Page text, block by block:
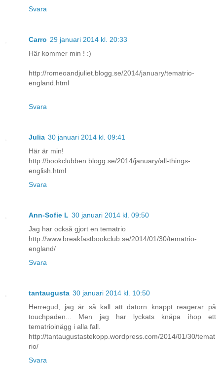
Svara
Carro 29 januari 2014 kl. 20:33
Här kommer min ! :)
http://romeoandjuliet.blogg.se/2014/january/tematrio-
england.html
Svara
Julia 30 januari 2014 kl. 09:41
Här är min!
http://bookclubben.blogg.se/2014/january/all-things-
english.html
Svara
Ann-Sofie L 30 januari 2014 kl. 09:50
Jag har också gjort en tematrio
http://www.breakfastbookclub.se/2014/01/30/tematrio-
england/
Svara
tantaugusta 30 januari 2014 kl. 10:50
Herregud, jag är så kall att datorn knappt reagerar på
touchpaden... Men jag har lyckats knåpa ihop ett
tematrioinägg i alla fall.
http://tantaugustastekopp.wordpress.com/2014/01/30/temat
rio/
Svara